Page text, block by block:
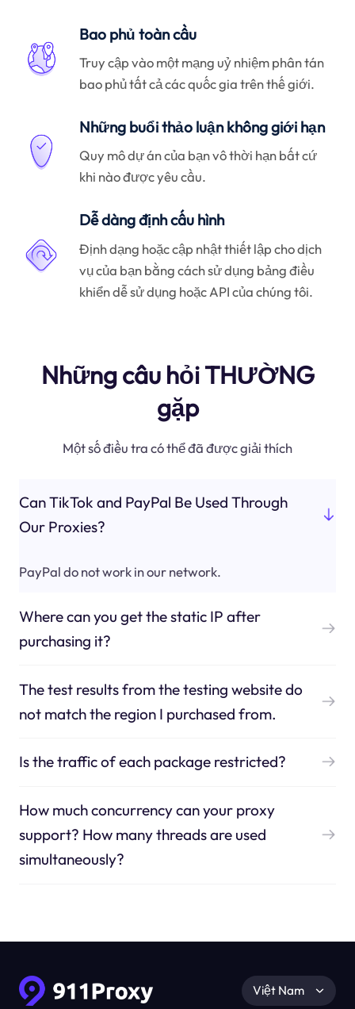
Bao phủ toàn cầu
Truy cập vào một mạng uỷ nhiệm phân tán
bao phủ tất cả các quốc gia trên thế giới.
Những buổi thảo luận không giới hạn
Quy mô dự án của bạn vô thời hạn bất cứ
khi nào được yêu cầu.
Dễ dàng định cấu hình
Định dạng hoặc cập nhật thiết lập cho dịch
vụ của bạn bằng cách sử dụng bảng điều
khiển dễ sử dụng hoặc API của chúng tôi.
Những câu hỏi THƯỜNG
gặp
Một số điều tra có thể đã được giải thích
Can TikTok and PayPal Be Used Through
Our Proxies?
PayPal do not work in our network.
Where can you get the static IP after
purchasing it?
The test results from the testing website do
not match the region I purchased from.
Is the traffic of each package restricted?
How much concurrency can your proxy
support? How many threads are used
simultaneously?
Việt Nam